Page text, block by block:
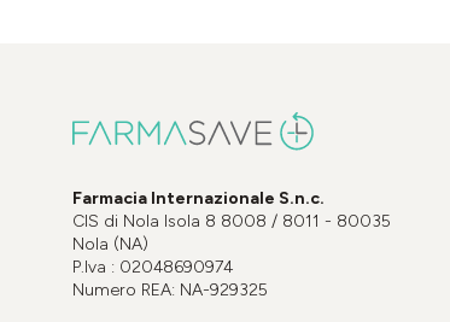
Farmacia Internazionale S.n.c.
CIS di Nola Isola 8 8008 / 8011 - 80035
Nola (NA)
P.Iva : 02048690974
Numero REA: NA-929325